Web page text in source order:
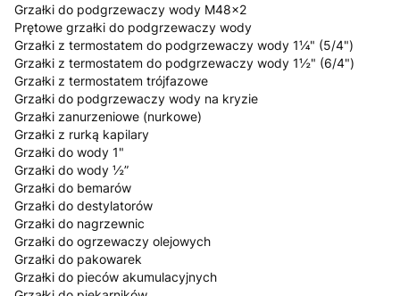
Grzałki do podgrzewaczy wody M48x2
Prętowe grzałki do podgrzewaczy wody
Grzałki z termostatem do podgrzewaczy wody 1¼" (5/4")
Grzałki z termostatem do podgrzewaczy wody 1½" (6/4")
Grzałki z termostatem trójfazowe
Grzałki do podgrzewaczy wody na kryzie
Grzałki zanurzeniowe (nurkowe)
Grzałki z rurką kapilary
Grzałki do wody 1"
Grzałki do wody ½”
Grzałki do bemarów
Grzałki do destylatorów
Grzałki do nagrzewnic
Grzałki do ogrzewaczy olejowych
Grzałki do pakowarek
Grzałki do pieców akumulacyjnych